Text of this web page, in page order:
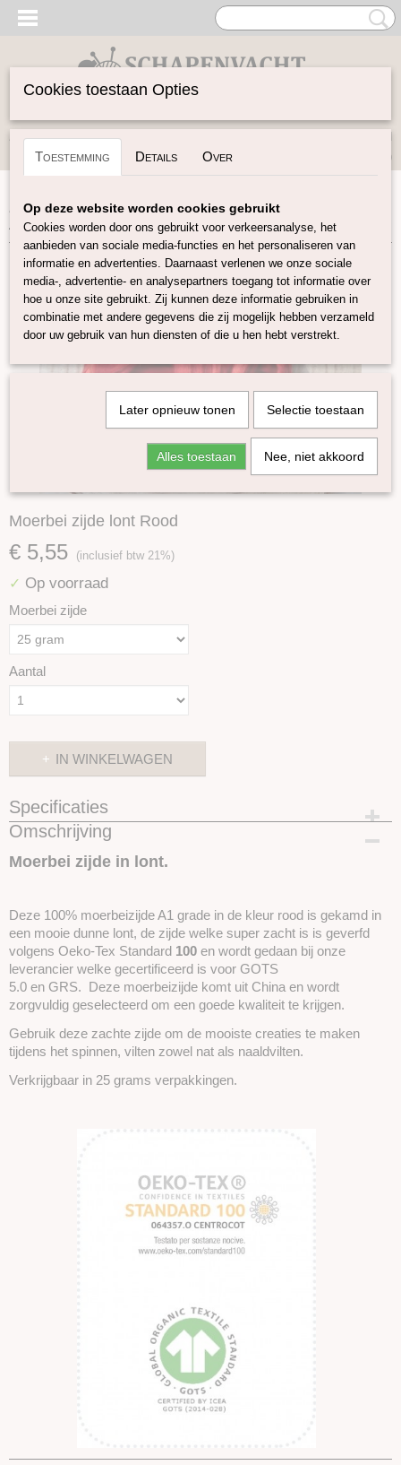
Inloggen Registreren
(0)
Home>Vilten>Zijde Producten>Zijde in lont
zijde lont Rood
Moerbei zijde lont Rood
€ 5,55 (inclusief btw 21%)
✓ Op voorraad
Moerbei zijde
Aantal
IN WINKELWAGEN
Specificaties
Productcode
Omschrijving
Moerbei zijde in lont.
Deze 100% moerbeizijde A1 grade in de kleur rood is gekamd in
een mooie dunne lont, de zijde welke super zacht is is geverfd
volgens Oeko-Tex Standard 100 en wordt gedaan bij onze
leverancier welke gecertificeerd is voor GOTS
5.0 en GRS. Deze moerbeizijde komt uit China en wordt
zorgvuldig geselecteerd om een goede kwaliteit te krijgen.
Gebruik deze zachte zijde om de mooiste creaties te maken
tijdens het spinnen, vilten zowel nat als naaldvilten.
Verkrijgbaar in 25 grams verpakkingen.
Cookies toestaan Opties
Toestemming Details Over
Op deze website worden cookies gebruikt
Cookies worden door ons gebruikt voor verkeersanalyse, het
aanbieden van sociale media-functies en het personaliseren van
informatie en advertenties. Daarnaast verlenen we onze sociale
media-, advertentie- en analysepartners toegang tot informatie over
hoe u onze site gebruikt. Zij kunnen deze informatie gebruiken in
combinatie met andere gegevens die zij mogelijk hebben verzameld
door uw gebruik van hun diensten of die u hen hebt verstrekt.
Later opnieuw tonen Selectie toestaan
Alles toestaan Nee, niet akkoord